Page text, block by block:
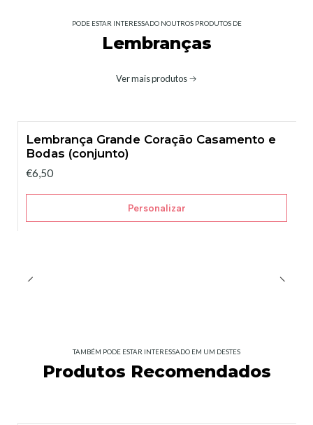
PODE ESTAR INTERESSADO NOUTROS PRODUTOS DE
Lembranças
Ver mais produtos
Lembrança Grande Coração Casamento e
Bodas (conjunto)
€6,50
Personalizar
TAMBÉM PODE ESTAR INTERESSADO EM UM DESTES
Produtos Recomendados